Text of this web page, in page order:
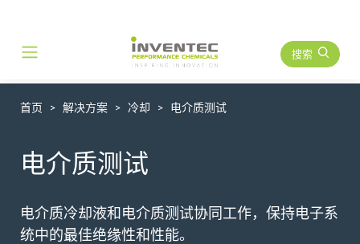
Main Navigation 搜索
首页 解决方案 冷却 电介质测试
电介质测试
电介质冷却液和电介质测试协同工作，保持电子系
统中的最佳绝缘性和性能。